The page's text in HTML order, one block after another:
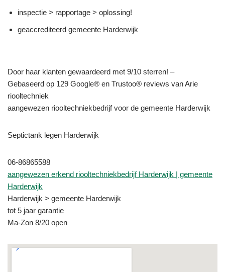
inspectie > rapportage > oplossing!
geaccrediteerd gemeente Harderwijk
Door haar klanten gewaardeerd met 9/10 sterren! –
Gebaseerd op 129 Google® en Trustoo® reviews van Arie
riooltechniek
aangewezen riooltechniekbedrijf voor de gemeente Harderwijk
Septictank legen Harderwijk
06-86865588
aangewezen erkend riooltechniekbedrijf Harderwijk | gemeente
Harderwijk
Harderwijk > gemeente Harderwijk
tot 5 jaar garantie
Ma-Zon 8/20 open